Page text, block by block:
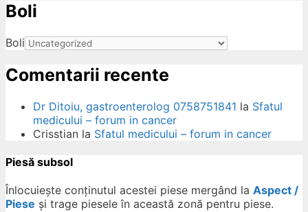
Boli
Boli
Comentarii recente
Dr Ditoiu, gastroenterolog 0758751841 la Sfatul
medicului – forum in cancer
Crisstian la Sfatul medicului – forum in cancer
Piesă subsol
Înlocuiește conținutul acestei piese mergând la Aspect /
Piese și trage piesele în această zonă pentru piese.